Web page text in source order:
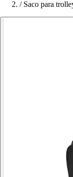
/ Saco para